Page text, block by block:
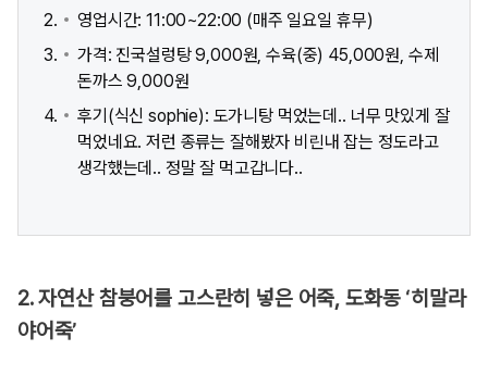
영업시간: 11:00~22:00 (매주 일요일 휴무)
가격: 진국설렁탕 9,000원, 수육(중) 45,000원, 수제
돈까스 9,000원
후기(식신 sophie): 도가니탕 먹었는데.. 너무 맛있게 잘
먹었네요. 저런 종류는 잘해봤자 비린내 잡는 정도라고
생각했는데.. 정말 잘 먹고갑니다..
2. 자연산 참붕어를 고스란히 넣은 어죽, 도화동 ‘히말라
야어죽’